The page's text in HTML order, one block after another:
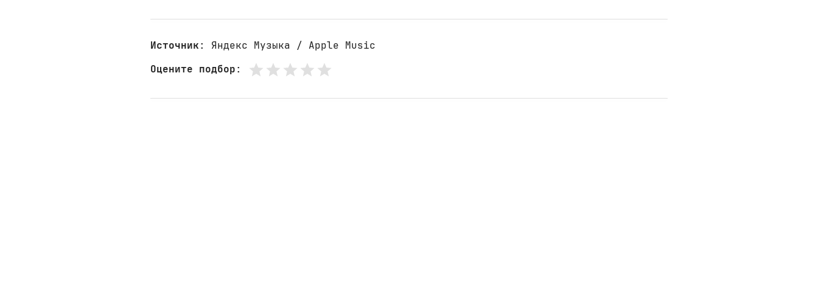
Источник: Яндекс Музыка / Apple Music
Оцените подбор: